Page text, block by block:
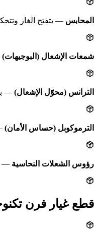
المحابس — بتفتح الغاز
شمعات الإشعال (البوجيهات)
الترانس (محوّل الإشعال) —
الترموكوبل (حساس الأمان)
رؤوس الشعلات النحاسية —
قطع غيار فرن